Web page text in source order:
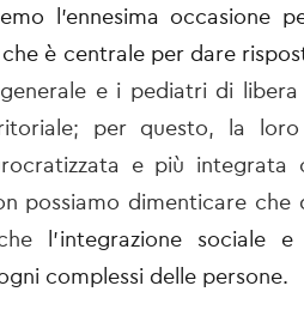
l’ennesima occasione
è centrale per dare
e i pediatri di libera
per questo, la
e più
possiamo dimenticare che
l’integrazione sociale e
complessi delle persone.